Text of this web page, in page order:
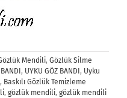
Mendili, Gözlük Silme
, UYKU GÖZ BANDI, Uyku
, Baskılı Gözlük Temizleme
, gözlük mendili, gözlük mendili